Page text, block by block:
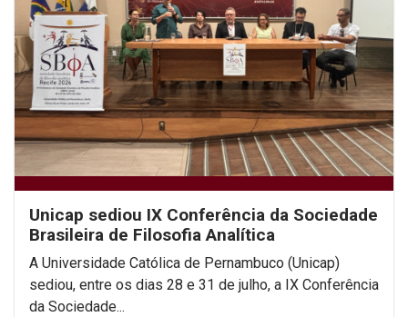
Unicap sediou IX Conferência da Sociedade
Brasileira de Filosofia Analítica
A Universidade Católica de Pernambuco (Unicap)
sediou, entre os dias 28 e 31 de julho, a IX Conferência
da Sociedade...